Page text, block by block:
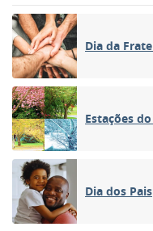
Dia da
Estações
Dia dos Pais